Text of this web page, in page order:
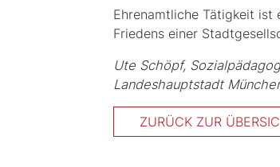
Ehrenamtliche Tätigkeit ist
Friedens einer
Ute Schöpf,
Landeshauptstadt
ZURÜCK ZUR